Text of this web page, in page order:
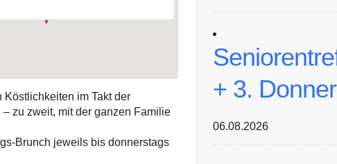
im Takt der
zu zweit, mit der ganzen Familie
Brunch jeweils bis donnerstags
+ 3.
06.08.2026